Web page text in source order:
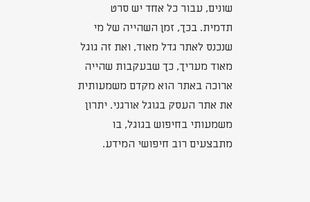
שונים, עבור כל אחד יש סרט
תדמית. בכך, זמן השהייה של מי
שנכנס לאתר גדל מאוד, ואת זה גוגל
מאוד מעריך, כך שבעקבות שהייה
ארוכה באתר הוא מקדם משמעותית
את אתר העסק בגוגל אורגני. יתרון
משמעותי בחיפוש בגוגל, בו
מתבצעים רוב חיפושי המידע.